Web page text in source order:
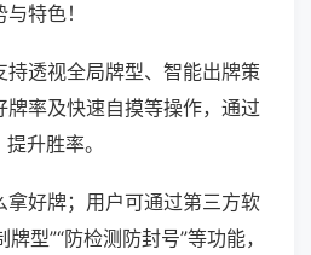
特色！
持透视全局牌型、智能出牌策
牌率及快速自摸等操作，通过
升胜率。
拿好牌；用户可通过第三方软
型”“防检测防封号”等功能，